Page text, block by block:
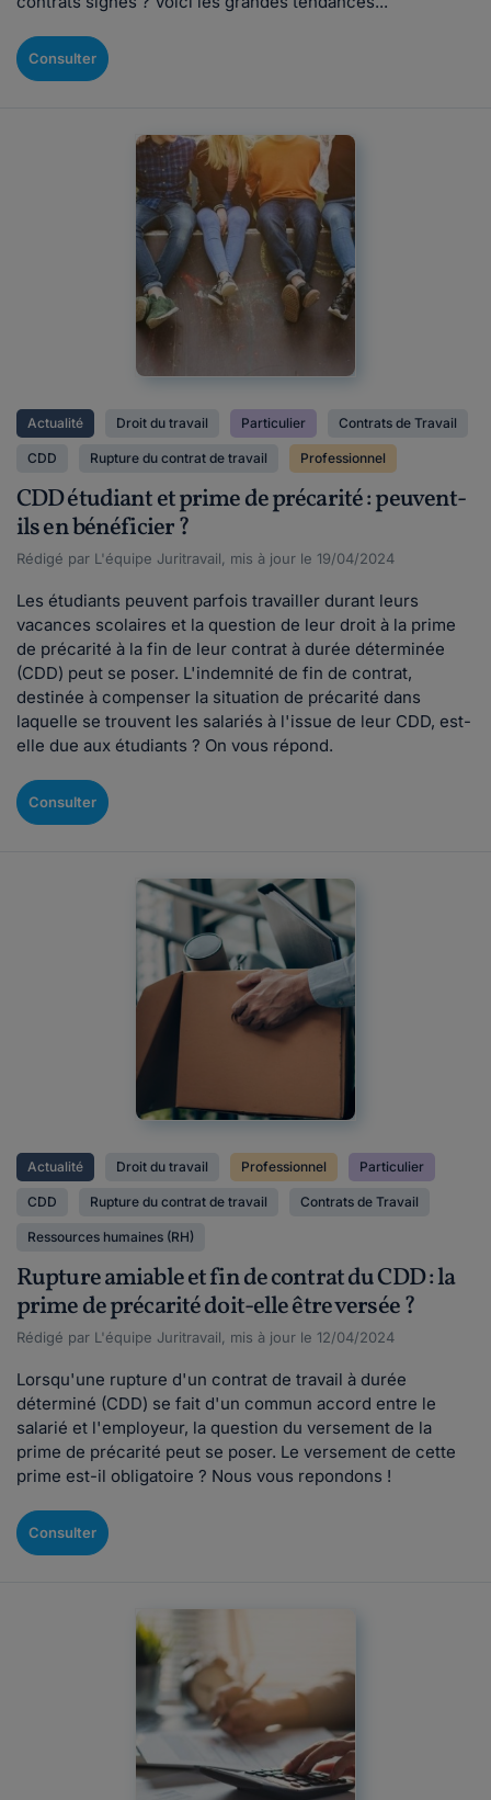
Consulter
Actualité Droit du travail Particulier Contrats de Travail
CDD Rupture du contrat de travail Professionnel
CDD étudiant et prime de précarité : peuvent-
ils en bénéficier ?
Rédigé par L'équipe Juritravail, mis à jour le 19/04/2024
Les étudiants peuvent parfois travailler durant leurs
vacances scolaires et la question de leur droit à la prime
de précarité à la fin de leur contrat à durée déterminée
(CDD) peut se poser. L'indemnité de fin de contrat,
destinée à compenser la situation de précarité dans
laquelle se trouvent les salariés à l'issue de leur CDD, est-
elle due aux étudiants ? On vous répond.
Consulter
Actualité Droit du travail Professionnel Particulier
CDD Rupture du contrat de travail Contrats de Travail
Ressources humaines (RH)
Rupture amiable et fin de contrat du CDD : la
prime de précarité doit-elle être versée ?
Rédigé par L'équipe Juritravail, mis à jour le 12/04/2024
Lorsqu'une rupture d'un contrat de travail à durée
déterminé (CDD) se fait d'un commun accord entre le
salarié et l'employeur, la question du versement de la
prime de précarité peut se poser. Le versement de cette
prime est-il obligatoire ? Nous vous repondons !
Consulter